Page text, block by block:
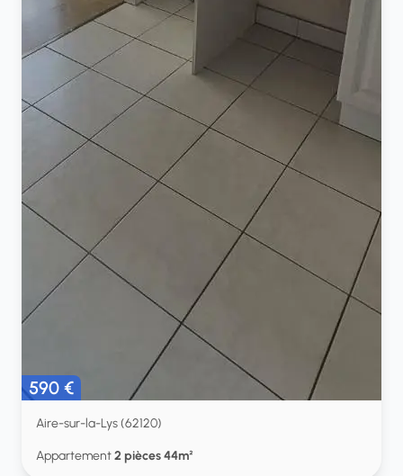
590 €
Aire-sur-la-Lys (62120)
Appartement2 pièces 44m²